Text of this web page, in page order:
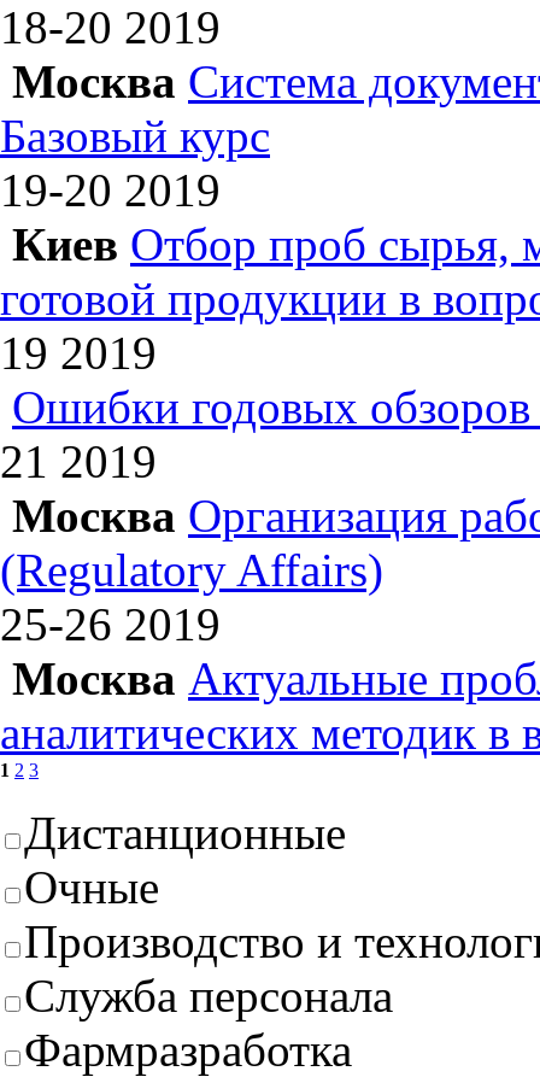
18-20 2019
Москва Система
Базовый курс
19-20 2019
Киев Отбор проб сырья,
готовой продукции в
19 2019
Ошибки годовых обзоров
21 2019
Москва Организация
(Regulatory Affairs)
25-26 2019
Москва Актуальные
аналитических методик в
1 2 3
Дистанционные
Очные
Производство и
Служба персонала
Фармразработка